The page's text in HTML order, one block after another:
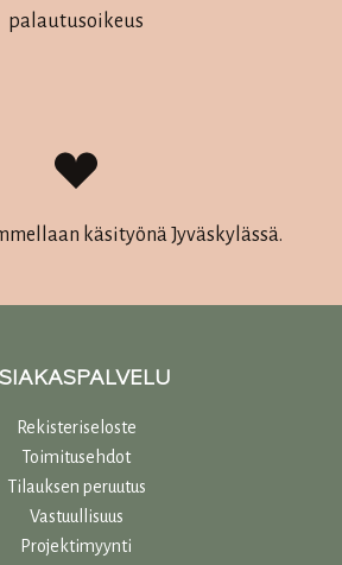
palautusoikeus
käsityönä Jyväskylässä.
Rekisteriseloste
Toimitusehdot
Tilauksen peruutus
Vastuullisuus
Projektimyynti